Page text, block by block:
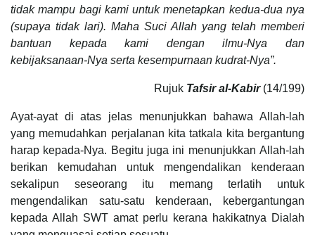
tidak mampu bagi kami untuk menetapkan kedua-dua nya
(supaya tidak lari). Maha Suci Allah yang telah memberi
bantuan kepada kami dengan ilmu-Nya dan
kebijaksanaan-Nya serta kesempurnaan kudrat-Nya”.
Rujuk Tafsir al-Kabir(14/199)
Ayat-ayat di atas jelas menunjukkan bahawa Allah-lah
yang memudahkan perjalanan kita tatkala kita bergantung
harap kepada-Nya. Begitu juga ini menunjukkan Allah-lah
berikan kemudahan untuk mengendalikan kenderaan
sekalipun seseorang itu memang terlatih untuk
mengendalikan satu-satu kenderaan, kebergantungan
kepada Allah SWT amat perlu kerana hakikatnya Dialah